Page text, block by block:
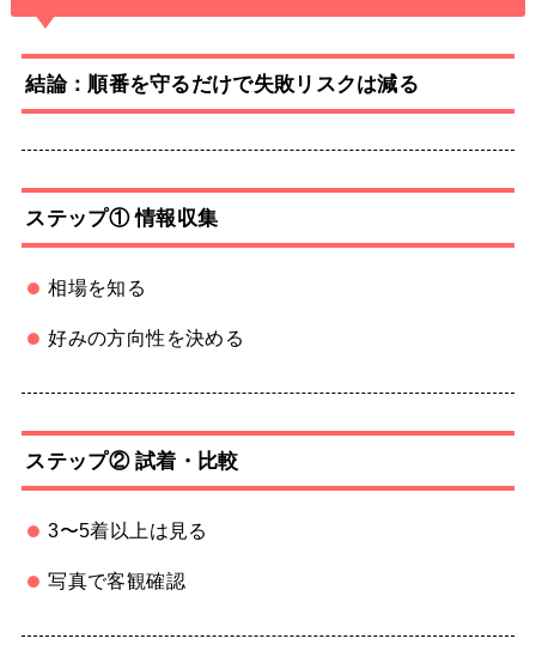
結論：順番を守るだけで失敗リスクは減る
ステップ① 情報収集
相場を知る
好みの方向性を決める
ステップ② 試着・比較
3〜5着以上は見る
写真で客観確認